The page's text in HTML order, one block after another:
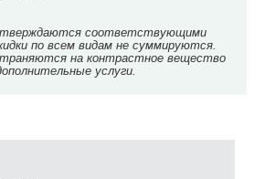
соответствующими
по всем видам не суммируются.
на контрастное вещество
услуги.